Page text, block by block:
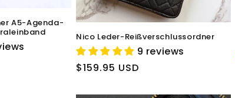
A5-Agenda-
Nico Leder-Reißverschlussordner
9 reviews
Normaler
$159.95 USD